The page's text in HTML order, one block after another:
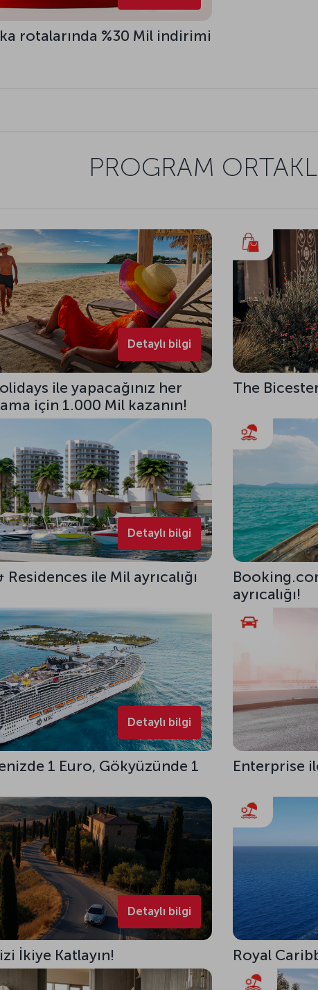
rotalarında %30 Mil indirimi
PROGRAM
Detaylı bilgi
ile yapacağınız her
için 1.000 Mil kazanın!
The
Detaylı bilgi
ile Mil ayrıcalığı
ayrıcalığı!
Detaylı bilgi
1 Euro, Gökyüzünde 1
Enterprise
Detaylı bilgi
İkiye Katlayın! Royal